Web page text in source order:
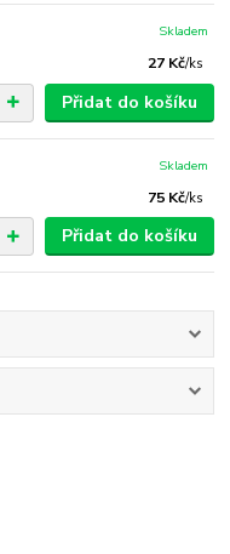
27 Kč/ks
Skladem
Přidat do košíku
75 Kč/ks
Skladem
Přidat do košíku